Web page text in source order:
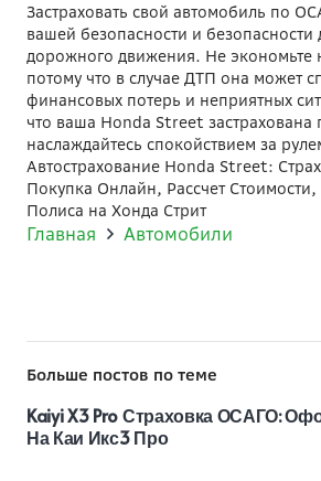
Застраховать свой автомобиль по
вашей безопасности и безопасности
дорожного движения. Не экономьте
потому что в случае ДТП она может
финансовых потерь и неприятных
что ваша Honda Street
наслаждайтесь спокойствием за
Автострахование Honda Street:
Покупка Онлайн, Рассчет
Полиса на Хонда Стрит
Главная Автомобили
Больше постов по теме
Kaiyi X3 Pro Страховка ОСАГО:
На Каи Икс3 Про